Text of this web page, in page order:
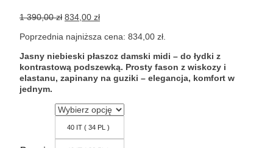
1 390,00zł Pierwotna
wynosiła:
390,00 zł.
834,00 złAktualna
wynosi:
Poprzednia najniższa cena: 834,00 zł
Jasny niebieski płaszcz damski midi – do łydki z
kontrastową podszewką. Prosty fason z wiskozy i
elastanu, zapinany na guziki – elegancja, komfort w
jednym.
40 IT ( 34 PL )